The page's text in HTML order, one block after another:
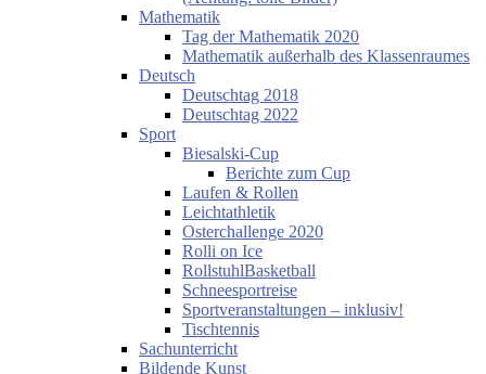
Mathematik
Tag der Mathematik 2020
Mathematik außerhalb des Klassenraumes
Deutsch
Deutschtag 2018
Deutschtag 2022
Sport
Biesalski-Cup
Berichte zum Cup
Laufen & Rollen
Leichtathletik
Osterchallenge 2020
Rolli on Ice
RollstuhlBasketball
Schneesportreise
Sportveranstaltungen – inklusiv!
Tischtennis
Sachunterricht
Bildende Kunst